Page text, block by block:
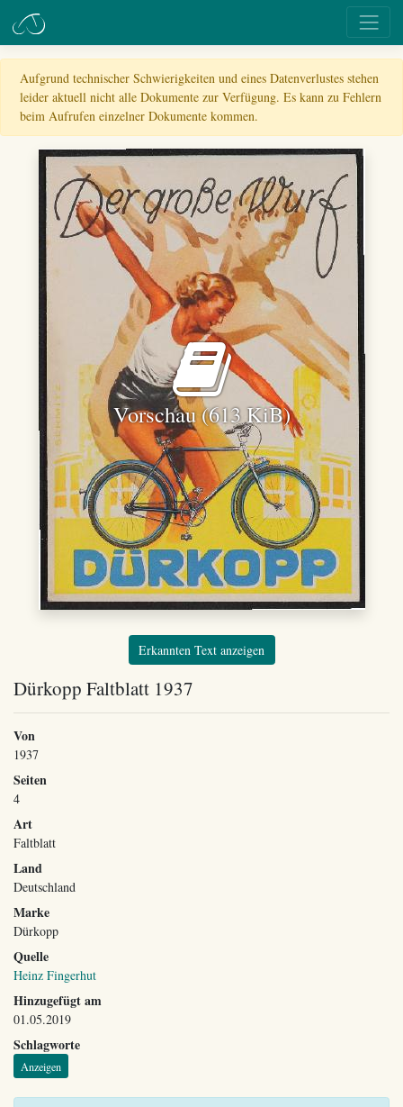
Aufgrund technischer Schwierigkeiten und eines Datenverlustes stehen
leider aktuell nicht alle Dokumente zur Verfügung. Es kann zu Fehlern
beim Aufrufen einzelner Dokumente kommen.
Vorschau (613 KiB)
Erkannten Text anzeigen
Dürkopp Faltblatt 1937
Von
1937
Seiten
4
Art
Faltblatt
Land
Deutschland
Marke
Dürkopp
Quelle
Heinz Fingerhut
Hinzugefügt am
01.05.2019
Schlagworte
Anzeigen